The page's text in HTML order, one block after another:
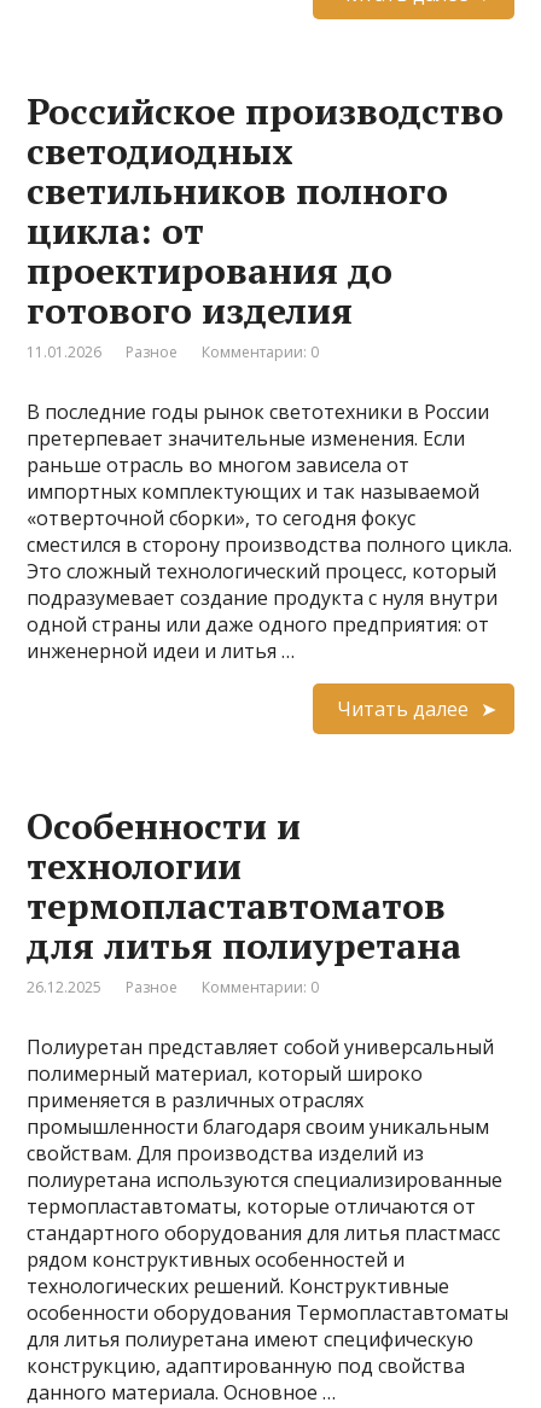
Российское производство
светодиодных
светильников полного
цикла: от
проектирования до
готового изделия
11.01.2026 Разное Комментарии: 0
В последние годы рынок светотехники в России
претерпевает значительные изменения. Если
раньше отрасль во многом зависела от
импортных комплектующих и так называемой
«отверточной сборки», то сегодня фокус
сместился в сторону производства полного цикла.
Это сложный технологический процесс, который
подразумевает создание продукта с нуля внутри
одной страны или даже одного предприятия: от
инженерной идеи и литья …
Читать далее
Особенности и
технологии
термопластавтоматов
для литья полиуретана
26.12.2025 Разное Комментарии: 0
Полиуретан представляет собой универсальный
полимерный материал, который широко
применяется в различных отраслях
промышленности благодаря своим уникальным
свойствам. Для производства изделий из
полиуретана используются специализированные
термопластавтоматы, которые отличаются от
стандартного оборудования для литья пластмасс
рядом конструктивных особенностей и
технологических решений. Конструктивные
особенности оборудования Термопластавтоматы
для литья полиуретана имеют специфическую
конструкцию, адаптированную под свойства
данного материала. Основное …